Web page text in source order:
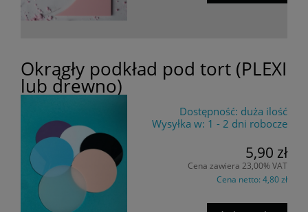
Okrągły podkład pod tort (PLEXI
lub drewno)
Dostępność: duża ilość
Wysyłka w: 1 - 2 dni robocze
5,90 zł
Cena zawiera 23,00% VAT
Cena netto: 4,80 zł